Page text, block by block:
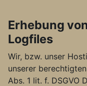
Erhebung
Logfiles
Wir, bzw. unser
unserer
Abs. 1 lit. f. DSGVO